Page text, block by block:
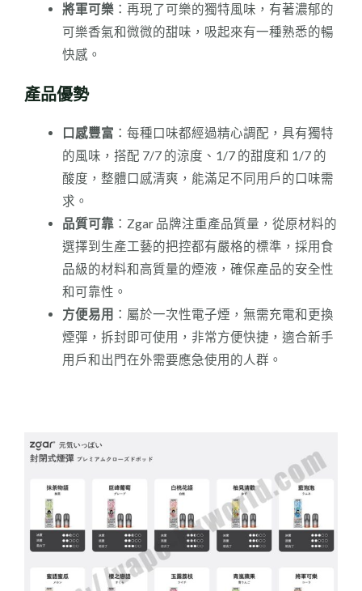
將軍可樂：再現了可樂的獨特風味，有著濃郁的
可樂香氣和微微的甜味，吸起來有一種熟悉的暢
快感。
產品優勢
口感豐富 ：每種口味都經過精心調配，具有獨特
的風味，搭配 7/7 的涼度、1/7 的甜度和 1/7 的
酸度，整體口感清爽，能滿足不同用戶的口味需
求。
品質可靠：Zgar 品牌注重產品質量，從原材料的
選擇到生產工藝的把控都有嚴格的標準，採用食
品級的材料和高質量的煙液，確保產品的安全性
和可靠性。
方便易用 ：屬於一次性電子煙，無需充電和更換
煙彈，拆封即可使用，非常方便快捷，適合新手
用戶和出門在外需要應急使用的人群。